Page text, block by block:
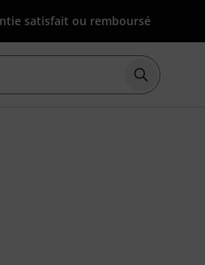
satisfait ou remboursé
Démarrer